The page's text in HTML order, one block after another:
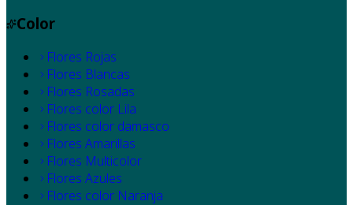
Color
Flores Rojas
Flores Blancas
Flores Rosadas
Flores color Lila
Flores color damasco
Flores Amarillas
Flores Multicolor
Flores Azules
Flores color Naranja